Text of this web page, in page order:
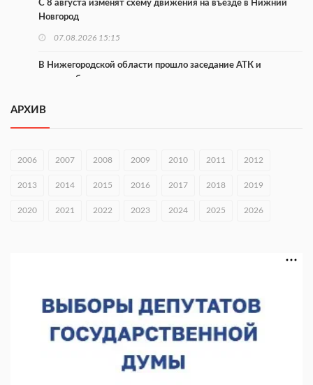
С 8 августа изменят схему движения на въезде в Нижний
Новгород
07.08.2026 15:15
В Нижегородской области прошло заседание АТК и
оперштаба
В Чкаловске спустили на воду «Метеор-120Р»
пожарного
07.08.2026 13:48
выросла на 28%
АРХИВ
2006 2007 2008 2009 2010 2011 2012
2013 2014 2015 2016 2017 2018 2019
2020 2021 2022 2023 2024 2025 2026